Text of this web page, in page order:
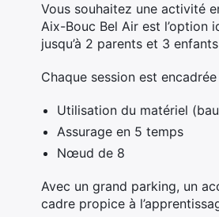
Vous souhaitez une activité
Aix-Bouc Bel Air est l’option
jusqu’à 2 parents et 3
Chaque session est
Utilisation du matériel
Assurage en 5 temps
Nœud de 8
Avec un grand parking, un
cadre propice à